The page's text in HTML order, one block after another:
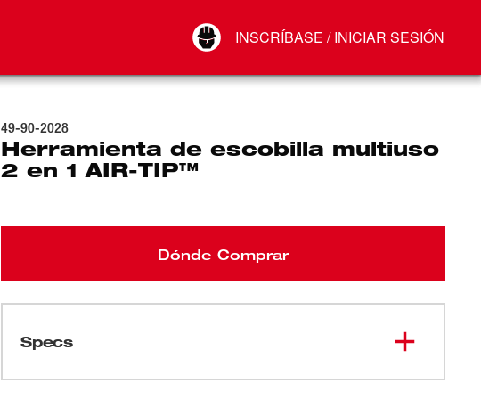
INSCRÍBASE / INICIAR SESIÓN
Conectar
49-90-2028
Herramienta de escobilla multiuso
2 en 1 AIR-TIP™
Dónde Comprar
Specs
Cargando